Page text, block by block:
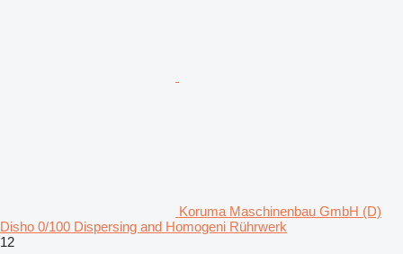
Koruma Maschinenbau GmbH (D)
Disho 0/100 Dispersing and Homogeni Rührwerk
12